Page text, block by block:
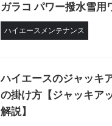
ガラコ パワー撥水雪用
ハイエースメンテナンス
ハイエースのジャッキ
の掛け方【ジャッキア
解説】